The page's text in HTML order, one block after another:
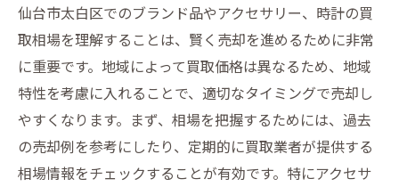
保証制度の確認と利用
買取プロセスにおける注意点
仙台市太白区のブランド品買取で査定額を最大
化するためのアクセサリーと時計の売却テクニ
ック
最大化のための市場分析
仙台市太白区でのブランド品やアクセサリー、時計の買
取相場を理解することは、賢く売却を進めるために非常
に重要です。地域によって買取価格は異なるため、地域
特性を考慮に入れることで、適切なタイミングで売却し
やすくなります。まず、相場を把握するためには、過去
の売却例を参考にしたり、定期的に買取業者が提供する
相場情報をチェックすることが有効です。特にアクセサ